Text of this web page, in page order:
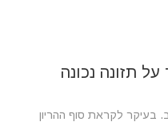
תזונה נכונה
בעיקר לקראת סוף ההריון